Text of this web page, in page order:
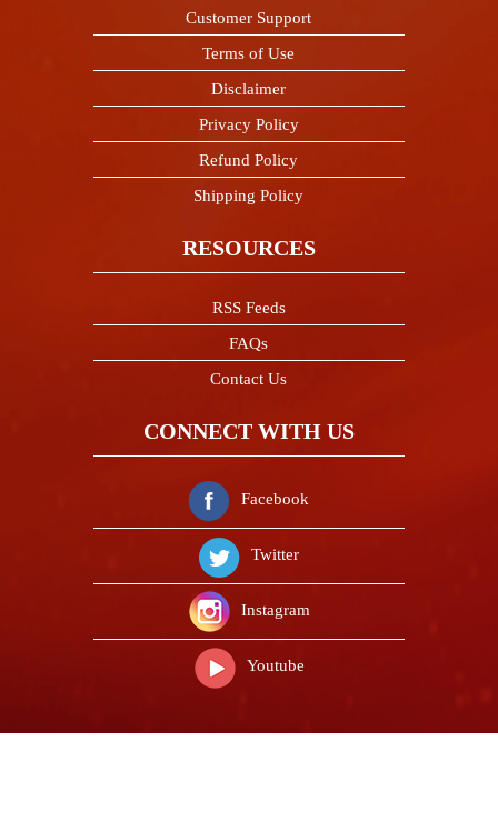
Customer Support
Terms of Use
Disclaimer
Privacy Policy
Refund Policy
Shipping Policy
RESOURCES
RSS Feeds
FAQs
Contact Us
CONNECT WITH US
Facebook
Twitter
Instagram
Youtube